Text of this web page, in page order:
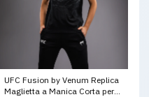
UFC Fusion by Venum Replica
Maglietta a Manica Corta per